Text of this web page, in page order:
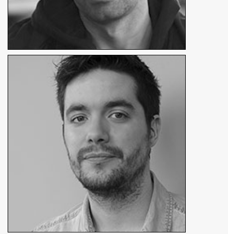
Thomas Ravaud
Compositing VFX
En détails